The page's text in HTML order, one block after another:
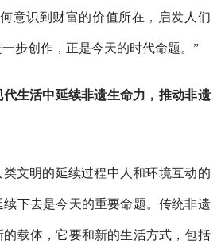
意识到财富的价值所在，启发人们
步创作，正是今天的时代命题。”
生活中延续非遗生命力，推动非遗
文明的延续过程中人和环境互动的
下去是今天的重要命题。传统非遗
载体，它要和新的生活方式，包括